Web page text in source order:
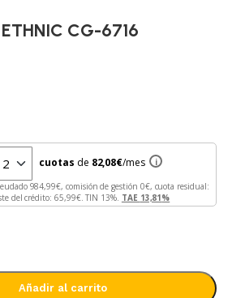
CG-6716
cuotas de 82,08€/mes i
984,99 €, comisión de gestión 0
€, cuota residual:
del crédito: 65,99€. TIN 13%. TAE 13,81%
Añadir al carrito